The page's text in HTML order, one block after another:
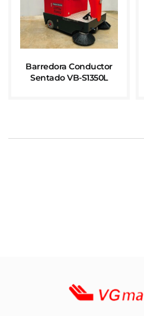
Barredora Conductor
Sentado VB-S1350L